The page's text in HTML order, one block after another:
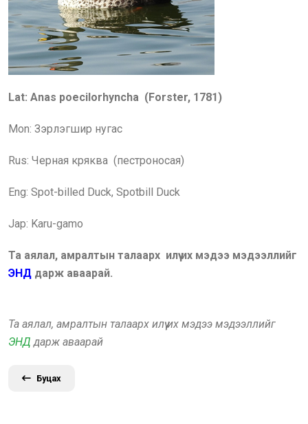
Lat: Anas poecilorhyncha (Forster, 1781)
Mon: Зэрлэгшир нугас
Rus: Черная кряква (пестроносая)
Eng: Spot-billed Duck, Spotbill Duck
Jap: Karu-gamo
Та аялал, амралтын талаарх илүү их мэдээ мэдээллийг
ЭНД дарж аваарай.
Та аялал, амралтын талаарх илүү их мэдээ мэдээллийг
ЭНД дарж аваарай
Буцах